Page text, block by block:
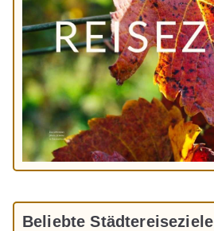
Beliebte Städtereiseziele